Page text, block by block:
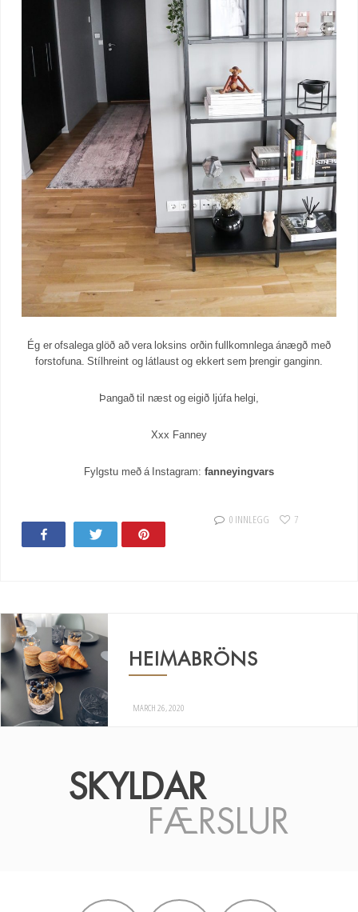
Ég er ofsalega glöð að vera loksins orðin fullkomnlega ánægð með
forstofuna. Stílhreint og látlaust og ekkert sem þrengir ganginn.
Þangað til næst og eigið ljúfa helgi,
Xxx Fanney
Fylgstu með á Instagram: fanneyingvars
Tweet
0 INNLEGG 7
HEIMABRÖNS
MARCH 26, 2020
SKYLDAR
FÆRSLUR